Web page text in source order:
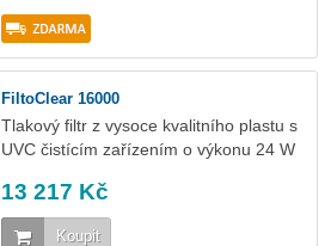
FiltoClear 16000
Tlakový filtr z vysoce kvalitního plastu s
UVC čistícím zařízením o výkonu 24 W
13 217 Kč
Koupit